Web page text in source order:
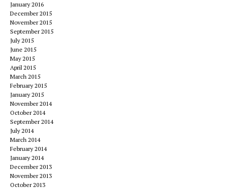
January 2016
December 2015
November 2015
September 2015
July 2015
June 2015
May 2015
April 2015
March 2015
February 2015
January 2015
November 2014
October 2014
September 2014
July 2014
March 2014
February 2014
January 2014
December 2013
November 2013
October 2013